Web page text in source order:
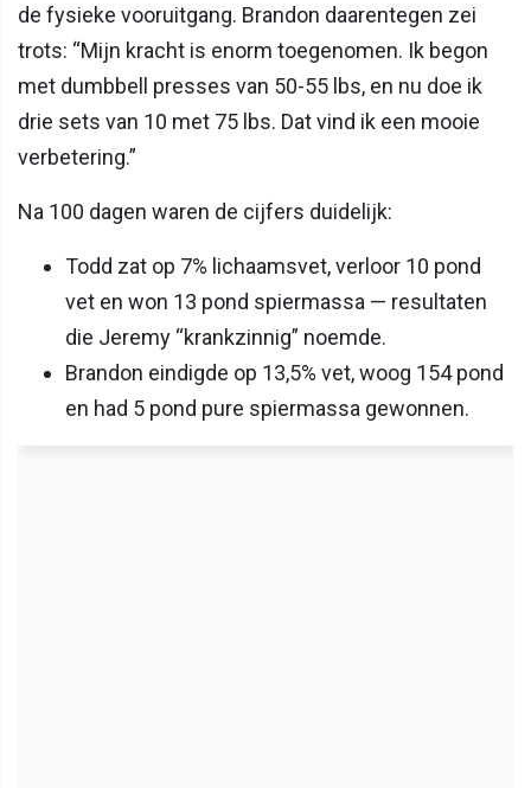
de fysieke vooruitgang. Brandon daarentegen zei
trots: “Mijn kracht is enorm toegenomen. Ik begon
met dumbbell presses van 50-55 lbs, en nu doe ik
drie sets van 10 met 75 lbs. Dat vind ik een mooie
verbetering.”
Na 100 dagen waren de cijfers duidelijk:
Todd zat op 7% lichaamsvet, verloor 10 pond
vet en won 13 pond spiermassa — resultaten
die Jeremy “krankzinnig” noemde.
Brandon eindigde op 13,5% vet, woog 154 pond
en had 5 pond pure spiermassa gewonnen.